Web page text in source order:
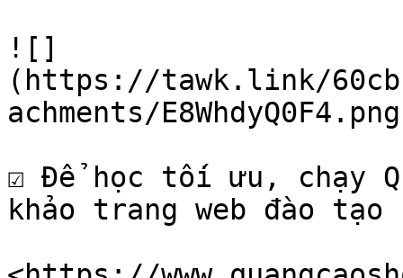
![]
(https://tawk.link/
achments/
☑ Để học tối ưu, chạy
khảo trang web đào